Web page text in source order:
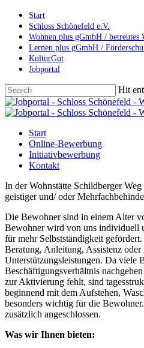
Skip
main
content
Start
Schloss Schönefeld e.V.
Wohnen plus gGmbH / betreutes
Lernen plus gGmbH /
KulturGut
Jobportal
Hit
Close
Search
Menu
Start
Online-Bewerbung
Initiativbewerbung
Kontakt
In der Wohnstätte Schildberger
geistiger und/ oder
Die Bewohner sind in einem Alter
Bewohner wird von uns individuell
für mehr Selbstständigkeit
Beratung, Anleitung, Assistenz oder
Unterstützungsleistungen. Da viele
Beschäftigungsverhältnis
zur Aktivierung fehlt, sind
beginnend mit dem Aufstehen,
besonders wichtig für die
zusätzlich angeschlossen.
Was wir Ihnen bieten: